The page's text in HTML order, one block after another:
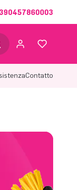
Contatto